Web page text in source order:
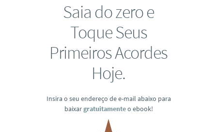
Saia do zero e
Toque Seus
Primeiros Acordes
Hoje.
Insira o seu endereço de e-mail abaixo para
baixargratuitamenteo ebook!